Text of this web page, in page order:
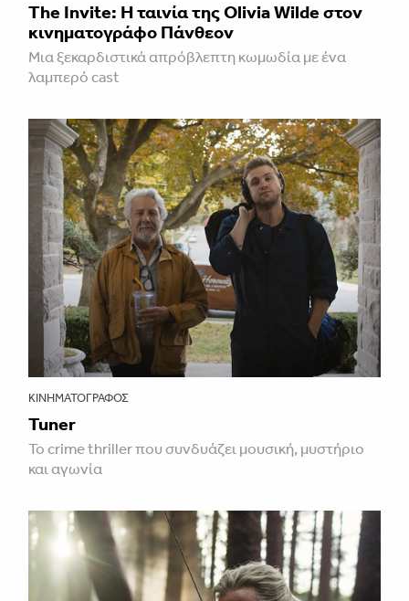
The Invite: Η ταινία της Olivia Wilde στον
κινηματογράφο Πάνθεον
Μια ξεκαρδιστικά απρόβλεπτη κωμωδία με ένα
λαμπερό cast
ΚΙΝΗΜΑΤΟΓΡΆΦΟΣ
Tuner
Το crime thriller που συνδυάζει μουσική, μυστήριο
και αγωνία